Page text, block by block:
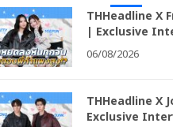
THHeadline X
| Exclusive
06/08/2026
THHeadline X
Exclusive